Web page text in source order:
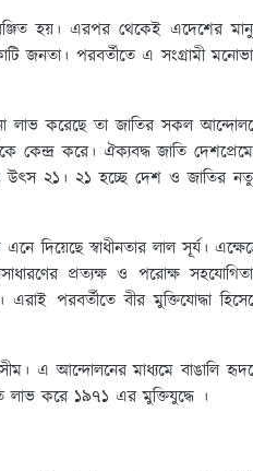
হয়। এরপর থেকেই এদেশের
জনতা। পরবর্তীতে এ সংগ্রামী
লাভ করেছে তা জাতির সকল
কেন্দ্র করে। ঐক্যবদ্ধ জাতি
উৎস ২১। ২১ হচ্ছে দেশ ও জাতির
দিয়েছে স্বাধীনতার লাল সূর্য।
প্রত্যক্ষ ও পরোক্ষ
এরাই পরবর্তীতে বীর মুক্তিযোদ্ধা
এ আন্দোলনের মাধ্যমে বাঙালি
লাভ করে ১৯৭১ এর মুক্তিযুদ্ধে ।